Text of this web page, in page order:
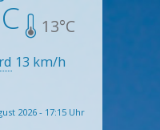
13°C
13 km/h
2026 - 17:15 Uhr